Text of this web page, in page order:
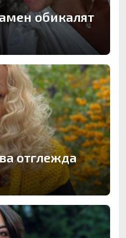
обикалят
отглежда